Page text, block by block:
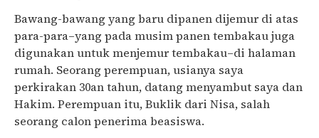
Bawang-bawang yang baru dipanen dijemur di atas
para-para–yang pada musim panen tembakau juga
digunakan untuk menjemur tembakau–di halaman
rumah. Seorang perempuan, usianya saya
perkirakan 30an tahun, datang menyambut saya dan
Hakim. Perempuan itu, Buklik dari Nisa, salah
seorang calon penerima beasiswa.